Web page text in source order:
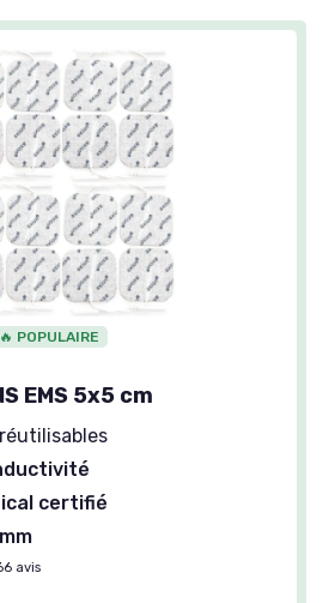
🔥 POPULAIRE
EMS 5x5 cm
réutilisables
certifié
avis